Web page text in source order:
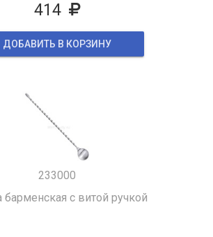
414
ДОБАВИТЬ В КОРЗИНУ
233000
с витой ручкой